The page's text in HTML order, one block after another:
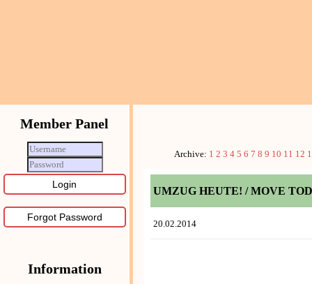
Member Panel
Forgot Password
Information
Archive: 1 2 3 4 5 6 7 8 9 10 11 12
UMZUG HEUTE! / MOVE
20.02.2014